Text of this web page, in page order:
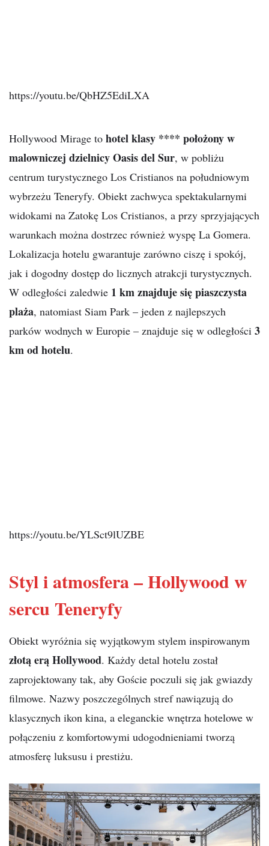
https://youtu.be/QbHZ5EdiLXA
Hollywood Mirage to hotel klasy **** położony w
malowniczej dzielnicy Oasis del Sur, w pobliżu
centrum turystycznego Los Cristianos na południowym
wybrzeżu Teneryfy. Obiekt zachwyca spektakularnymi
widokami na Zatokę Los Cristianos, a przy sprzyjających
warunkach można dostrzec również wyspę La Gomera.
Lokalizacja hotelu gwarantuje zarówno ciszę i spokój,
jak i dogodny dostęp do licznych atrakcji turystycznych.
W odległości zaledwie 1 km znajduje się piaszczysta
plaża, natomiast Siam Park – jeden z najlepszych
parków wodnych w Europie – znajduje się w odległości 3
km od hotelu.
https://youtu.be/YLSct9lUZBE
Styl i atmosfera – Hollywood w
sercu Teneryfy
Obiekt wyróżnia się wyjątkowym stylem inspirowanym
złotą erą Hollywood. Każdy detal hotelu został
zaprojektowany tak, aby Goście poczuli się jak gwiazdy
filmowe. Nazwy poszczególnych stref nawiązują do
klasycznych ikon kina, a eleganckie wnętrza hotelowe w
połączeniu z komfortowymi udogodnieniami tworzą
atmosferę luksusu i prestiżu.